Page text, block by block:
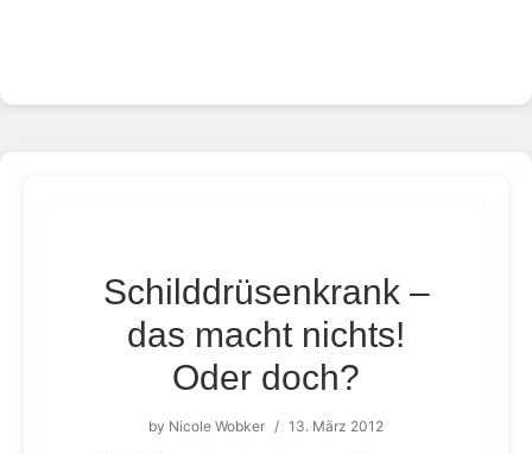
Schilddrüsenkrank –
das macht nichts!
Oder doch?
by Nicole Wobker / 13. März 2012